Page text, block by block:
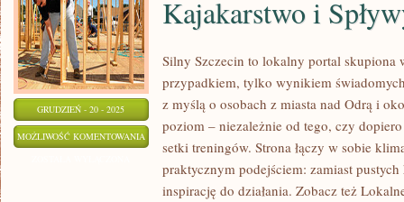
GRUDZIEŃ - 20 - 2025
MOŻLIWOŚĆ KOMENTOWANIA MIEJSCA
ROMANTYCZNY
Kajakarstwo i
Silny Szczecin to lokalny portal skupiona
przypadkiem, tylko wynikiem
z myślą o osobach z miasta nad Odrą i
poziom – niezależnie od tego, czy
setki treningów. Strona łączy w sobie
praktycznym podejściem: zamiast pustych
inspirację do działania. Zobacz też